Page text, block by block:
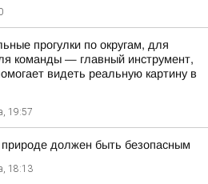
прогулки по округам, для
команды — главный инструмент,
видеть реальную картину в
19:57
должен быть безопасным
18:13